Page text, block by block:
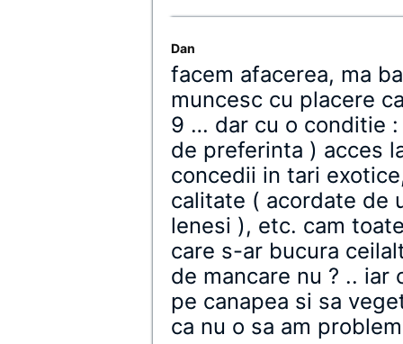
Dan
facem afacerea, ma
muncesc cu placere
9 … dar cu o conditie
de preferinta ) acces
concedii in tari
calitate ( acordate de
lenesi ), etc. cam
care s-ar bucura
de mancare nu ? ..
pe canapea si sa
ca nu o sa am